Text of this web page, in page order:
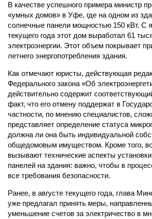
В качестве успешного примера министр
«умных домов» в Уфе, где на одном из
солнечные панели мощностью 150 кВт. С
текущего года этот дом выработал 61
электроэнергии. Этот объем покрывает
летнего энергопотребления здания.
Как отмечают юристы, действующая
Федерального закона «Об
действительно содержит
факт, что его отмену поддержат в
частности, по мнению специалистов,
представляет определение статуса
должна ли она быть индивидуальной
общедомовым имуществом. Кроме того,
вызывают технические аспекты
панелей на здания: важно, чтобы в
все требования безопасности.
Ранее, в августе текущего года, глава
уже предлагал принять меры,
уменьшение счетов за электричество в